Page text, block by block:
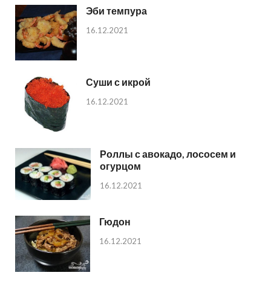
Эби темпура
16.12.2021
Суши с икрой
16.12.2021
Роллы с авокадо, лососем и
огурцом
16.12.2021
Гюдон
16.12.2021